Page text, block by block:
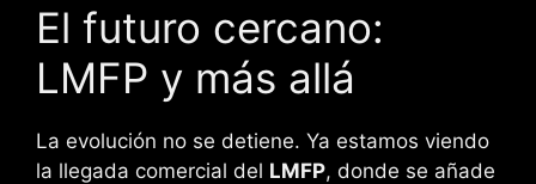
El futuro cercano:
LMFP y más allá
La evolución no se detiene. Ya estamos viendo
la llegada comercial del LMFP, donde se añade